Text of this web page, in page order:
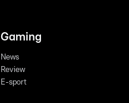
Gaming
News
Review
E-sport